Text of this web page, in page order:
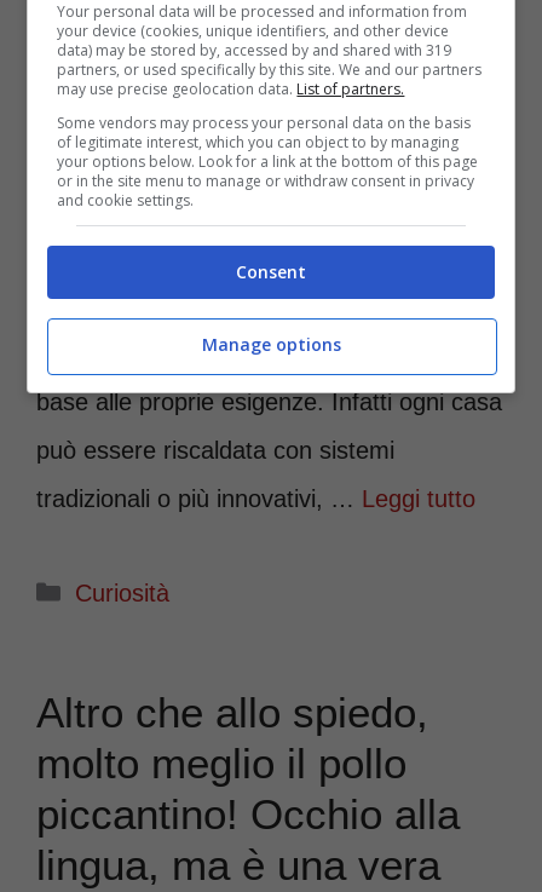
Qual è il metodo di riscaldamento più
conveniente per rendere la casa più
confortevole in inverno? Vediamo una
carrellata dei principali. Per riscaldare la
casa in inverno ci sono decine di soluzioni,
tanti metodi che ognuno può scegliere in
base alle proprie esigenze. Infatti ogni casa
può essere riscaldata con sistemi
tradizionali o più innovativi, … Leggi tutto
Categorie
Curiosità
Altro che allo spiedo,
molto meglio il pollo
piccantino! Occhio alla
lingua, ma è una vera
Your personal data will be processed and information from
your device (cookies, unique identifiers, and other device
data) may be stored by, accessed by and shared with 319
partners, or used specifically by this site. We and our partners
may use precise geolocation data. List of partners.
Some vendors may process your personal data on the basis
of legitimate interest, which you can object to by managing
your options below. Look for a link at the bottom of this page
or in the site menu to manage or withdraw consent in privacy
and cookie settings.
Consent
Manage options